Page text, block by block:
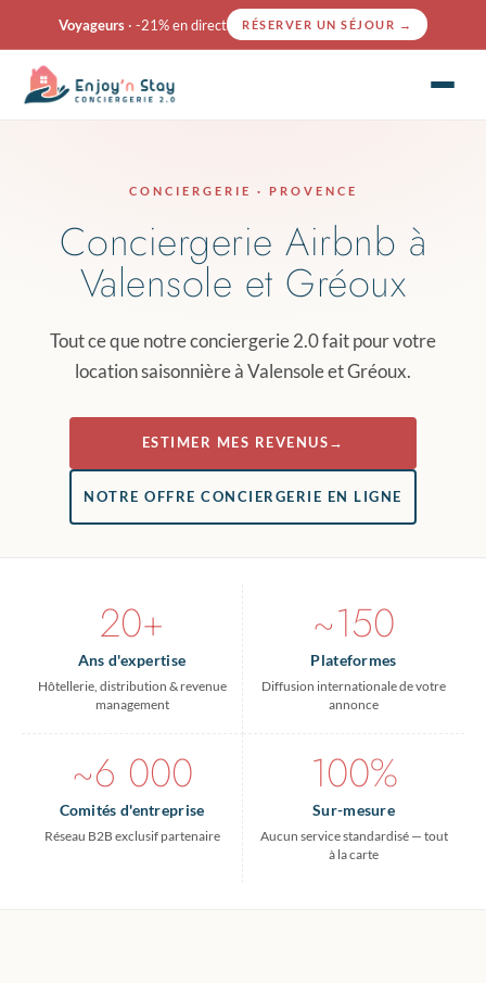
Voyageurs · -21% en direct RÉSERVER UN SÉJOUR →
CONCIERGERIE · PROVENCE
Conciergerie Airbnb à
Valensole et Gréoux
Tout ce que notre conciergerie 2.0 fait pour votre
location saisonnière à Valensole et Gréoux.
ESTIMER MES REVENUS →
NOTRE OFFRE CONCIERGERIE EN LIGNE
20+
Ans d'expertise
Hôtellerie, distribution & revenue
management
~150
Plateformes
Diffusion internationale de votre
annonce
~6 000
Comités d'entreprise
Réseau B2B exclusif partenaire
100%
Sur-mesure
Aucun service standardisé — tout
à la carte